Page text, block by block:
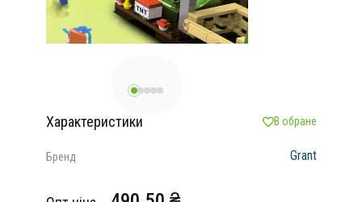
Характеристики В обране
Бренд Grant